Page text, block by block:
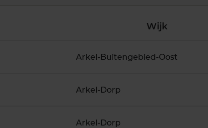
Wijk
Arkel-Buitengebied-Oost
Arkel-Dorp
Arkel-Dorp